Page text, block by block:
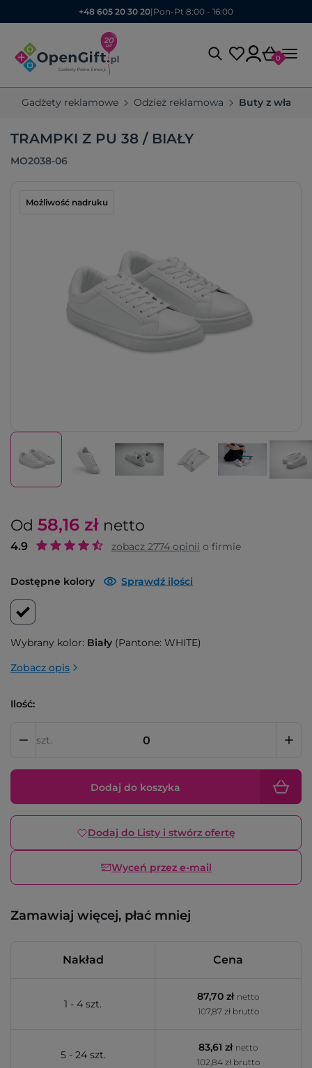
+48 605 20 30 20| Pon-Pt 8:00 - 16:00
0
Gadżety reklamowe Odzież reklamowa Buty z
TRAMPKI Z PU 38 / BIAŁY
MO2038-06
Możliwość nadruku
Od 58,16 zł netto
4.9 zobacz 2774 opinii o firmie
Dostępne kolory Sprawdź ilości
Wybrany kolor: Biały (Pantone: WHITE)
Zobacz opis
Ilość:
szt.
Dodaj do koszyka
Dodaj do Listy i stwórz ofertę
Wyceń przez e-mail
Zamawiaj więcej, płać mniej
Nakład Cena
1 - 4 szt.
87,70 zł netto
107,87 zł brutto
5 - 24 szt.
83,61 zł netto
102,84 zł brutto